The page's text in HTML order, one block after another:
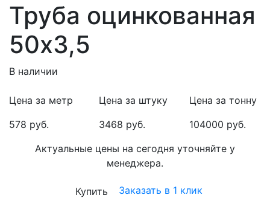
Труба оцинкованная
50х3,5
В наличии
Цена за метр
578 руб.
Цена за штуку
3468 руб.
Цена за тонну
104000 руб.
Актуальные цены на сегодня уточняйте у
менеджера.
Купить Заказать в 1 клик